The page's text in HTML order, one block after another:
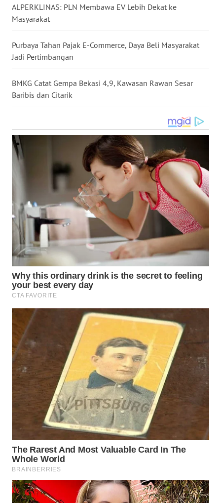
ALPERKLINAS: PLN Membawa EV Lebih Dekat ke
Masyarakat
Purbaya Tahan Pajak E-Commerce, Daya Beli Masyarakat
Jadi Pertimbangan
BMKG Catat Gempa Bekasi 4,9, Kawasan Rawan Sesar
Baribis dan Citarik
WN
NUSANTARA
WN
JOGJA
WN
JATIM
BALI
KALTENG
WN
KALTARA
WN
KALSEL
KALTIM
WN
SULSEL
WN
GORONTALO
WN
SULUT
WN
MALUKU
WN
MALUT